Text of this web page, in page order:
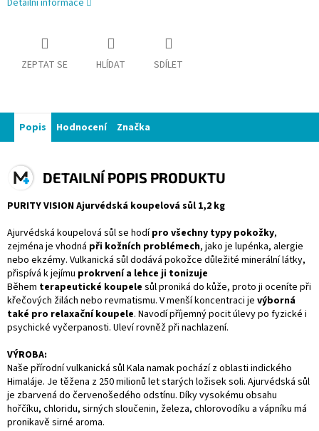
Detailní informace
ZEPTAT SE HLÍDAT SDÍLET
Popis Hodnocení Značka
DETAILNÍ POPIS PRODUKTU
PURITY VISION Ajurvédská koupelová sůl 1,2 kg
Ajurvédská koupelová sůl se hodípro všechny typy pokožky,
zejména je vhodná při kožních problémech, jako je lupénka, alergie
nebo ekzémy. Vulkanická sůl dodává pokožce důležité minerální látky,
přispívá k jejímu prokrvení a lehce ji tonizuje
Během terapeutické koupele sůl proniká do kůže, proto ji oceníte při
křečových žilách nebo revmatismu. V menší koncentraci je výborná
také pro relaxační koupele. Navodí příjemný pocit úlevy po fyzické i
psychické vyčerpanosti. Uleví rovněž při nachlazení.
VÝROBA:
Naše přírodní vulkanická sůl Kala namak pochází z oblasti indického
Himaláje. Je těžena z 250 milionů let starých ložisek soli. Ajurvédská sůl
je zbarvená do červeno­šedého odstínu. Díky vysokému obsahu
hořčíku, chloridu, sirných sloučenin, železa, chlorovodíku a vápníku má
pronikavě sirné aroma.